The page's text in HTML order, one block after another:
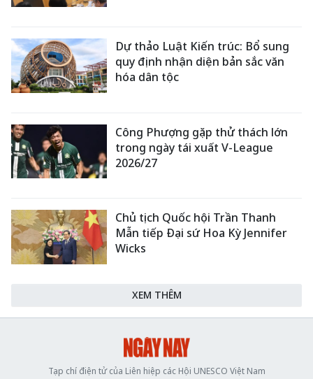
Dự thảo Luật Kiến trúc: Bổ sung
quy định nhận diện bản sắc văn
hóa dân tộc
Công Phượng gặp thử thách lớn
trong ngày tái xuất V-League
2026/27
Chủ tịch Quốc hội Trần Thanh
Mẫn tiếp Đại sứ Hoa Kỳ Jennifer
Wicks
XEM THÊM
Tạp chí điện tử của Liên hiệp các Hội UNESCO Việt Nam